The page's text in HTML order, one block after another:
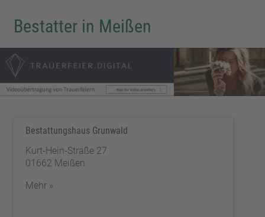
Bestatter in Meißen
Bestattungshaus Grunwald
Kurt-Hein-Straße 27
01662 Meißen
Mehr »